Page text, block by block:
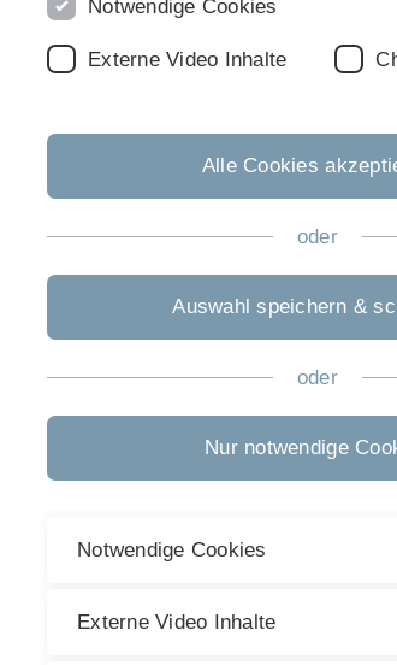
(UFW) fördert erneut
doch häufiger als man annimmt“, sagt
an der Ulmer…
aus
am so genannten Schwörmontag, dem
der Stadt Ulm…
Notwendige Cookies
Externe Video Inhalte
Alle Cookies
oder
Auswahl speichern &
oder
Nur notwendige
Notwendige Cookies
Externe Video Inhalte